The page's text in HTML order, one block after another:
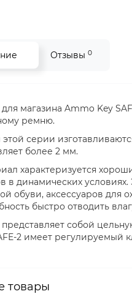
Отзывы 0
магазина Ammo Key
ремню.
серии
более 2 мм.
характеризуется
в динамических
обуви, аксессуаров для
быстро отводить
представляет собой
2 имеет регулируемый
товары